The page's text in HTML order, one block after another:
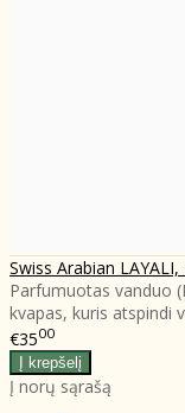
Swiss Arabian
Parfumuotas vanduo
kvapas, kuris atspindi
€3500
Į norų sąrašą